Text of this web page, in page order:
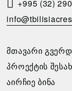
Ბ
Ი
Პ
Ი
Რ
Ო
Თ
Ო
Ვ
Ნ
+995 (32)
ᲛᲗᲐᲕᲐᲠᲘ
ᲞᲠᲝᲔᲥᲢᲘᲡ
ᲐᲘᲠᲩᲘᲔ ᲑᲘᲜᲐ